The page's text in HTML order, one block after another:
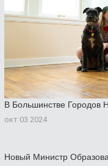
В Большинстве Городов
окт 03 2024
Новый Министр